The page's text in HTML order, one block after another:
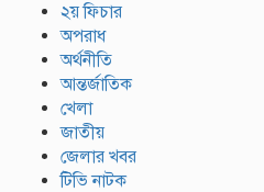
২য় ফিচার
অপরাধ
অর্থনীতি
আন্তর্জাতিক
খেলা
জাতীয়
জেলার খবর
টিভি নাটক